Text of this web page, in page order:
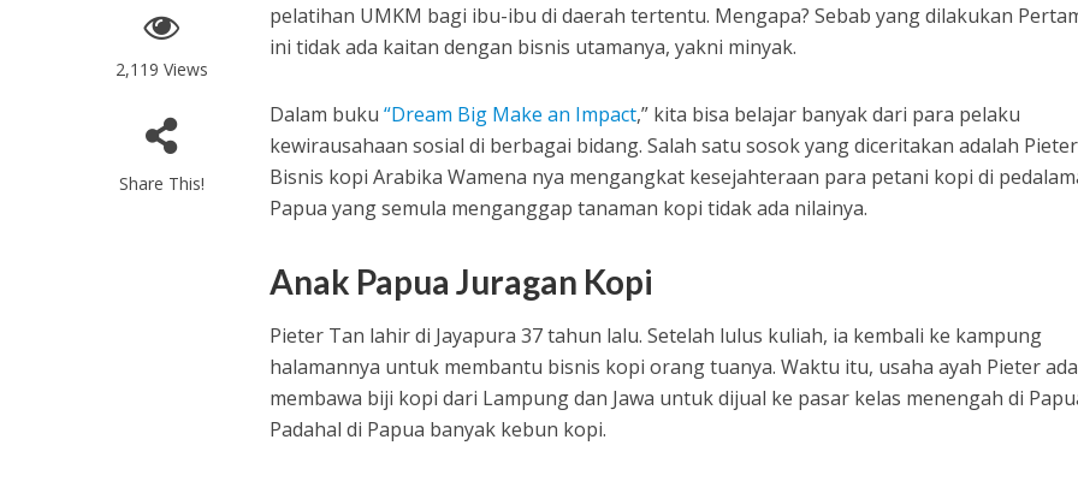
2,119 Views
Share This!
pelatihan UMKM bagi ibu-ibu di daerah tertentu. Mengapa? Sebab yang dilakukan
ini tidak ada kaitan dengan bisnis utamanya, yakni minyak.
Dalam buku “Dream Big Make an Impact,” kita bisa belajar banyak dari para pelaku
kewirausahaan sosial di berbagai bidang. Salah satu sosok yang diceritakan adalah
Bisnis kopi Arabika Wamena nya mengangkat kesejahteraan para petani kopi di
Papua yang semula menganggap tanaman kopi tidak ada nilainya.
Anak Papua Juragan Kopi
Pieter Tan lahir di Jayapura 37 tahun lalu. Setelah lulus kuliah, ia kembali ke kampung
halamannya untuk membantu bisnis kopi orang tuanya. Waktu itu, usaha ayah Pieter
membawa biji kopi dari Lampung dan Jawa untuk dijual ke pasar kelas menengah di
Padahal di Papua banyak kebun kopi.